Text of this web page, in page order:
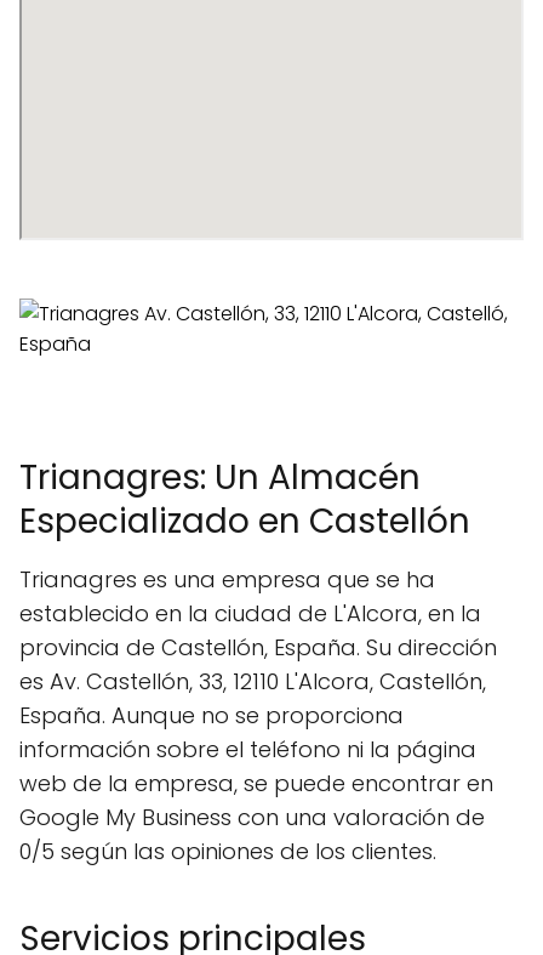
Trianagres: Un Almacén
Especializado en Castellón
Trianagres es una empresa que se ha
establecido en la ciudad de L'Alcora, en la
provincia de Castellón, España. Su dirección
es Av. Castellón, 33, 12110 L'Alcora, Castellón,
España. Aunque no se proporciona
información sobre el teléfono ni la página
web de la empresa, se puede encontrar en
Google My Business con una valoración de
0/5 según las opiniones de los clientes.
Servicios principales